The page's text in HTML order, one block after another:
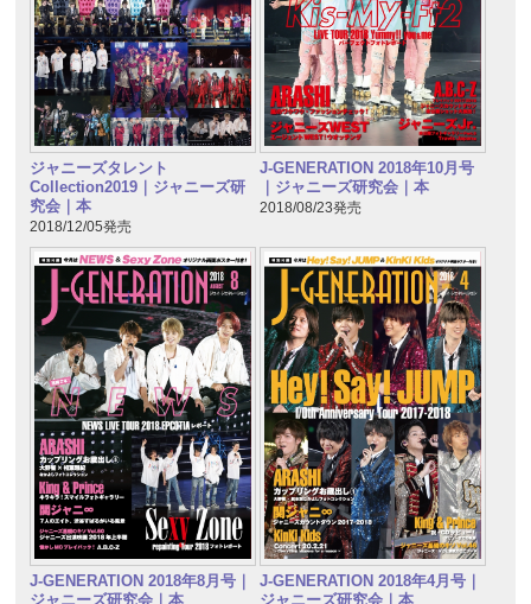
ジャニーズタレント
Collection2019｜ジャニーズ研
究会｜本
2018/12/05発売
J-GENERATION 2018年10月号
｜ジャニーズ研究会｜本
2018/08/23発売
J-GENERATION 2018年8月号｜
ジャニーズ研究会｜本
J-GENERATION 2018年4月号｜
ジャニーズ研究会｜本